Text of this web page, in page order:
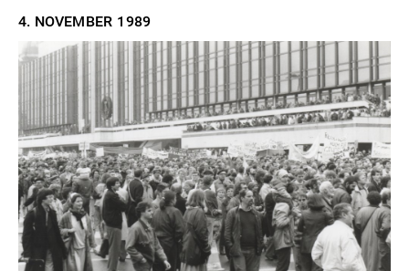
4. NOVEMBER 1989